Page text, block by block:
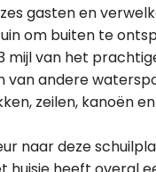
gasten en
om buiten te
mijl van het
van andere
zeilen, kanoën
naar deze